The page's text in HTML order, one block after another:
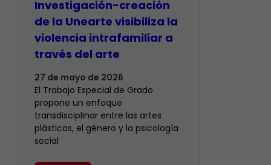
Investigación-creación
de la Unearte visibiliza la
violencia intrafamiliar a
través del arte
27 de mayo de 2026
​El Trabajo Especial de Grado
propone un enfoque
transdisciplinar entre las artes
plásticas, el género y la psicología
social